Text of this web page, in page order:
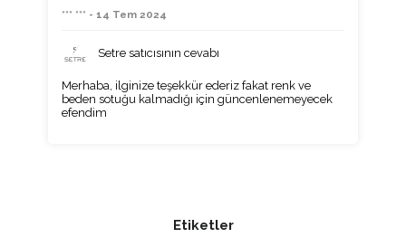
*** *** - 14 Tem 2024
Setre satıcısının cevabı
Merhaba, ilginize teşekkür ederiz fakat renk ve
beden sotuğu kalmadığı için güncenlenemeyecek
efendim
Etiketler